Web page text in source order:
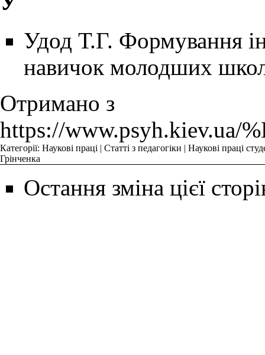
Удод Т.Г. Формування
навичок молодших
Отримано з
https://www.psyh.kiev.ua/
Категорії: Наукові праці | Статті з педагогіки | Наукові праці
Грінченка
Остання зміна цієї